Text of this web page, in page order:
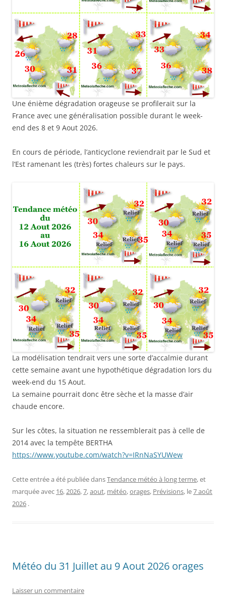
Une énième dégradation orageuse se profilerait sur la
France avec une généralisation possible durant le week-
end des 8 et 9 Aout 2026.
En cours de période, l’anticyclone reviendrait par le Sud et
l’Est ramenant les (très) fortes chaleurs sur le pays.
La modélisation tendrait vers une sorte d’accalmie durant
cette semaine avant une hypothétique dégradation lors du
week-end du 15 Aout.
La semaine pourrait donc être sèche et la masse d’air
chaude encore.
Sur les côtes, la situation ne ressemblerait pas à celle de
2014 avec la tempête BERTHA
https://www.youtube.com/watch?v=IRnNaSYUWew
Cette entrée a été publiée dansTendance météo à long terme, et
marquée avec 16,2026,7,aout, météo,orages, Prévisions, le7 août
2026 .
Météo du 31 Juillet au 9 Aout 2026 orages
Laisser un commentaire